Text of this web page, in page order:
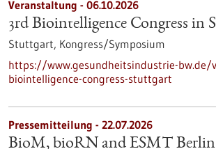
Veranstaltung - 06.10.2026
3rd Biointelligence Congress in
Stuttgart, Kongress/Symposium
https://www.gesundheitsindustrie-
biointelligence-congress-stuttgart
Pressemitteilung - 22.07.2026
BioM, bioRN and ESMT